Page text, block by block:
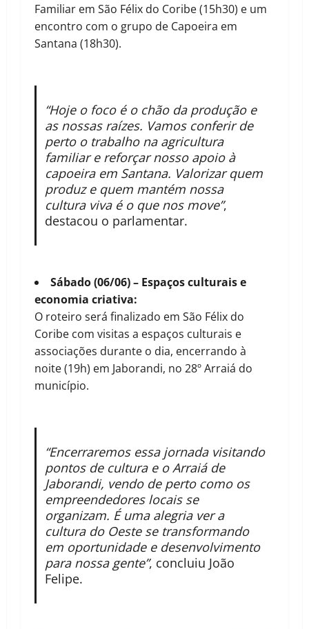
Familiar em São Félix do Coribe (15h30) e um
encontro com o grupo de Capoeira em
Santana (18h30).
“Hoje o foco é o chão da produção e
as nossas raízes. Vamos conferir de
perto o trabalho na agricultura
familiar e reforçar nosso apoio à
capoeira em Santana. Valorizar quem
produz e quem mantém nossa
cultura viva é o que nos move”,
destacou o parlamentar.
Sábado (06/06) – Espaços culturais e
economia criativa:
O roteiro será finalizado em São Félix do
Coribe com visitas a espaços culturais e
associações durante o dia, encerrando à
noite (19h) em Jaborandi, no 28º Arraiá do
município.
“Encerraremos essa jornada visitando
pontos de cultura e o Arraiá de
Jaborandi, vendo de perto como os
empreendedores locais se
organizam. É uma alegria ver a
cultura do Oeste se transformando
em oportunidade e desenvolvimento
para nossa gente”, concluiu João
Felipe.